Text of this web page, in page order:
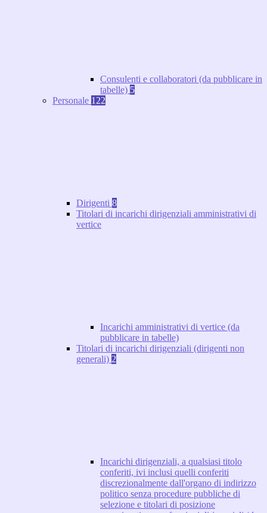
Consulenti e collaboratori (da pubblicare in
tabelle) 5
Personale 122
Dirigenti 8
Titolari di incarichi dirigenziali amministrativi di
vertice
Incarichi amministrativi di vertice (da
pubblicare in tabelle)
Titolari di incarichi dirigenziali (dirigenti non
generali) 2
Incarichi dirigenziali, a qualsiasi titolo
conferiti, ivi inclusi quelli conferiti
discrezionalmente dall'organo di indirizzo
politico senza procedure pubbliche di
selezione e titolari di posizione